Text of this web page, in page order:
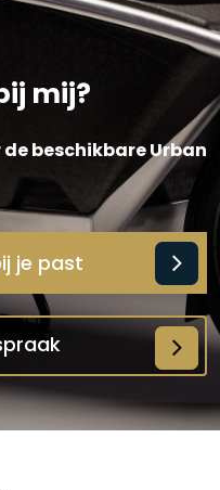
mij?
beschikbare Urban
je past